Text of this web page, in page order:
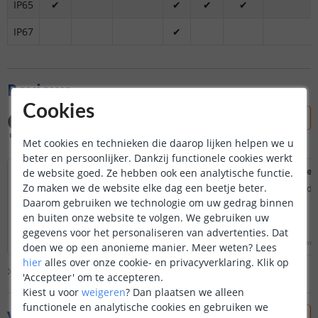
IP65 ✔ ✔ ✔
✔
IP67
✔
Reviews
9.4
Top producten én service
!!!
Top producten aan heel goede prijzen en
vooral top service !
Lees hele review
Verthé Denis 29 november 2023
Snelle
Snelle levering,
en foto. Top.
Lees hele review
24 januari
Bekijk alle reviews
Cookies
Met cookies en technieken die daarop lijken helpen we u
beter en persoonlijker. Dankzij functionele cookies werkt
de website goed. Ze hebben ook een analytische functie.
Zo maken we de website elke dag een beetje beter.
Daarom gebruiken we technologie om uw gedrag binnen
en buiten onze website te volgen. We gebruiken uw
gegevens voor het personaliseren van advertenties. Dat
doen we op een anonieme manier. Meer weten? Lees
hier alles over onze cookie- en privacyverklaring. Klik op
'Accepteer' om te accepteren.
Kiest u voor weigeren? Dan plaatsen we alleen
functionele en analytische cookies en gebruiken we